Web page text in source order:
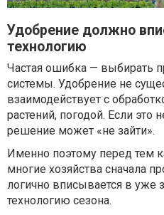
Удобрение должно
технологию
Частая ошибка — выбирать
системы. Удобрение не
взаимодействует с
растений, погодой. Если
решение может «не зайти».
Именно поэтому перед тем
многие хозяйства сначала
логично вписывается в уже
технологию сезона.